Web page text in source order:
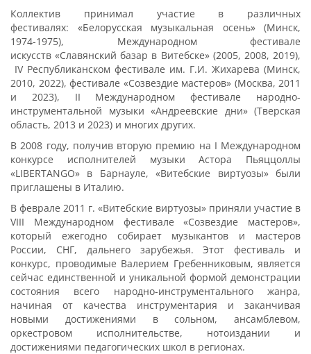
Коллектив принимал участие в различных
фестивалях: «Белорусская музыкальная осень» (Минск,
1974-1975), Международном фестивале
искусств «Славянский базар в Витебске» (2005, 2008, 2019),
IV Республиканском фестивале им. Г.И. Жихарева (Минск,
2010, 2022), фестивале «Созвездие мастеров» (Москва, 2011
и 2023), II Международном фестивале народно-
инструментальной музыки «Андреевские дни» (Тверская
область, 2013 и 2023) и многих других.
В 2008 году, получив вторую премию на I Международном
конкурсе исполнителей музыки Астора Пьяццоллы
«LIBERTANGO» в Барнауле, «Витебские виртуозы» были
приглашены в Италию.
В феврале 2011 г. «Витебские виртуозы» приняли участие в
VIII Международном фестивале «Созвездие мастеров»,
который ежегодно собирает музыкантов и мастеров
России, СНГ, дальнего зарубежья. Этот фестиваль и
конкурс, проводимые Валерием Гребенниковым, является
сейчас единственной и уникальной формой демонстрации
состояния всего народно-инструментального жанра,
начиная от качества инструментария и заканчивая
новыми достижениями в сольном, ансамблевом,
оркестровом исполнительстве, нотоиздании и
достижениями педагогических школ в регионах.